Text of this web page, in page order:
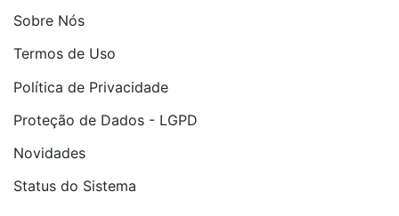
Sobre Nós
Termos de Uso
Política de Privacidade
Proteção de Dados - LGPD
Novidades
Status do Sistema